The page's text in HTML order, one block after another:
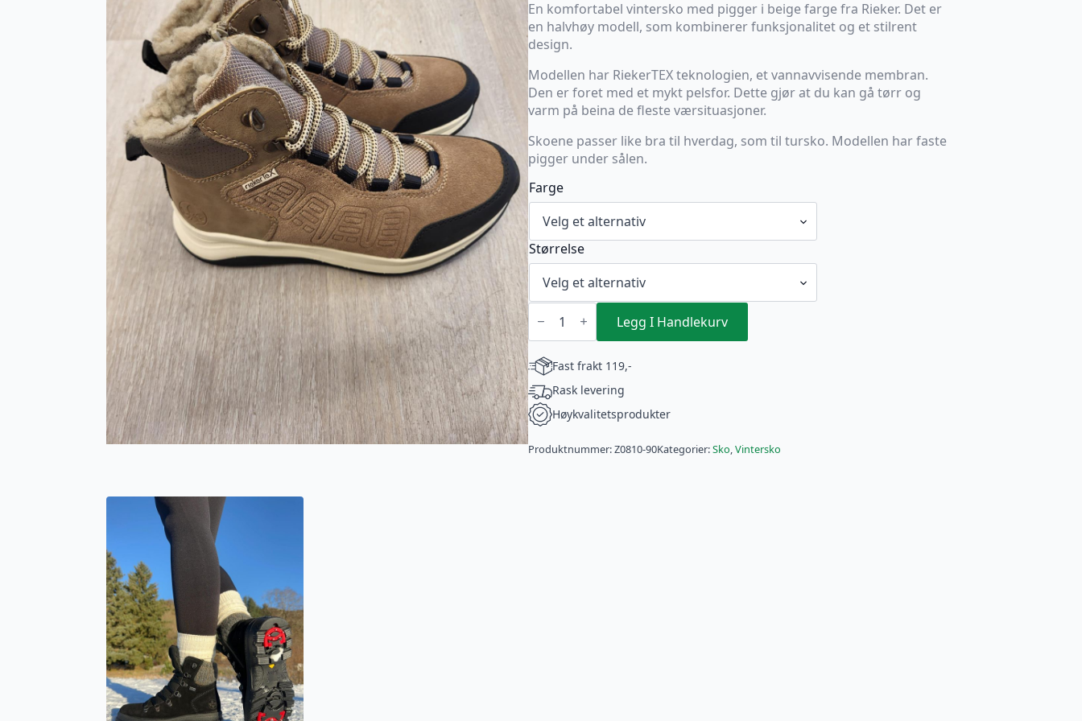
En komfortabel vintersko med pigger i beige farge fra Rieker. Det er
en halvhøy modell, som kombinerer funksjonalitet og et stilrent
design.
Modellen har RiekerTEX teknologien, et vannavvisende membran.
Den er foret med et mykt pelsfor. Dette gjør at du kan gå tørr og
varm på beina de fleste værsituasjoner.
Skoene passer like bra til hverdag, som til tursko. Modellen har faste
pigger under sålen.
Farge
Størrelse
Rieker
Vintersko
pigger
Beige
antall
Legg I Handlekurv
Fast frakt 119,-
Rask levering
Høykvalitetsprodukter
Produktnummer:Z0810-90Kategorier:Sko,Vintersko